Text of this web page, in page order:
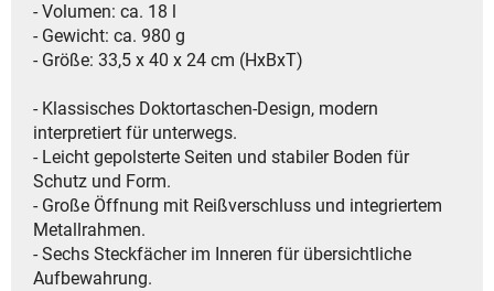
- Volumen: ca. 18 l
- Gewicht: ca. 980 g
- Größe: 33,5 x 40 x 24 cm (HxBxT)
- Klassisches Doktortaschen-Design, modern
interpretiert für unterwegs.
- Leicht gepolsterte Seiten und stabiler Boden für
Schutz und Form.
- Große Öffnung mit Reißverschluss und integriertem
Metallrahmen.
- Sechs Steckfächer im Inneren für übersichtliche
Aufbewahrung.